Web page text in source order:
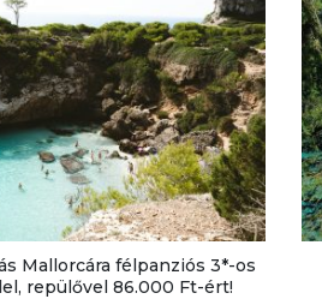
Mallorcára félpanziós 3*-os
repülővel 86.000 Ft-ért!